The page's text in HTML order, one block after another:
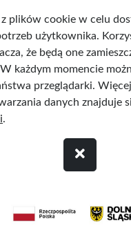
z plików cookie w celu
użytkownika.
że będą one
każdym momencie
przeglądarki.
danych znajduje
.